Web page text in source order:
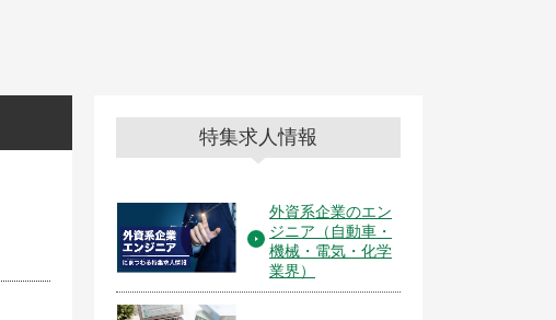
特集求人情報
外資系企業のエン
ジニア（自動車・
機械・電気・化学
業界）